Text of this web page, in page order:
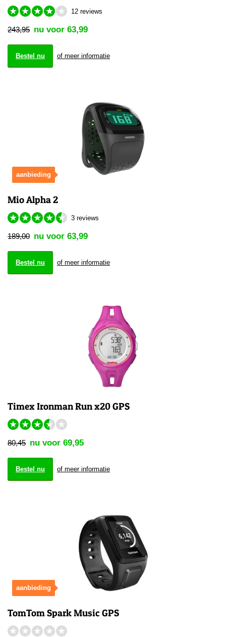
★ ★ ★ ★ ★ 12 reviews
243,95 nu voor 63,99
Bestel nu of meer informatie
aanbieding
Mio Alpha 2
★ ★ ★ ★ ★ 3 reviews
189,00 nu voor 63,99
Bestel nu of meer informatie
Timex Ironman Run x20 GPS
★ ★ ★ ★ ★
80,45 nu voor 69,95
Bestel nu of meer informatie
aanbieding
TomTom Spark Music GPS
★ ★ ★ ★ ★